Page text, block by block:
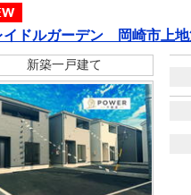
イドルガーデン 岡崎市上
新築一戸建て